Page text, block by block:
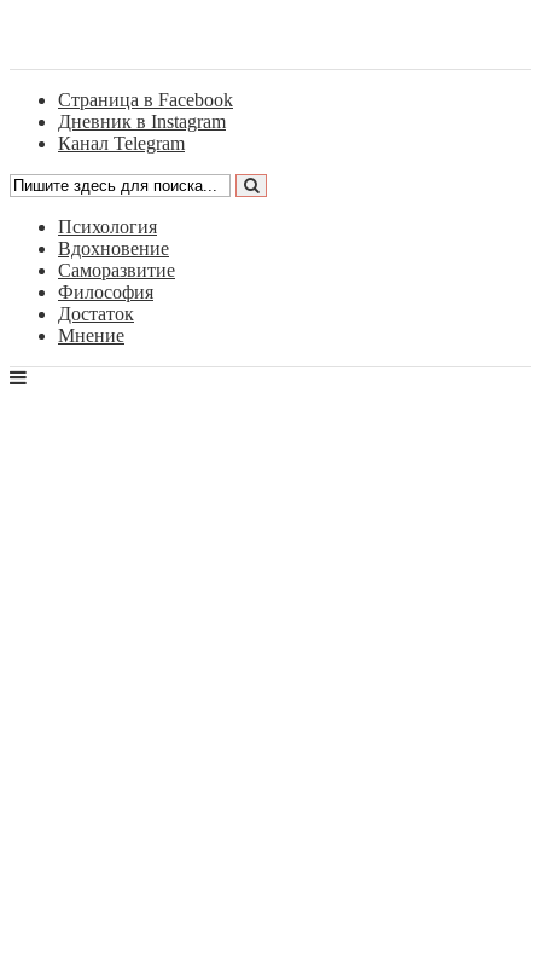
Страница в Facebook
Дневник в Instagram
Канал Telegram
Психология
Вдохновение
Саморазвитие
Философия
Достаток
Мнение